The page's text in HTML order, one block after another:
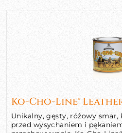
Ko-Cho-Line®
Unikalny, gęsty, różowy
przed wysychaniem i